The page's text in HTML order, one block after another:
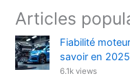
Articles
Fiabilité
savoir en
6.1k views